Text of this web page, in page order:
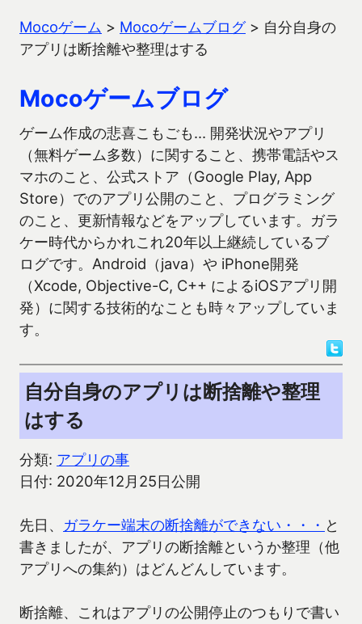
Mocoゲーム > Mocoゲームブログ> 自分自身の
アプリは断捨離や整理はする
Mocoゲームブログ
ゲーム作成の悲喜こもごも… 開発状況やアプリ
（無料ゲーム多数）に関すること、携帯電話やス
マホのこと、公式ストア（Google Play, App
Store）でのアプリ公開のこと、プログラミング
のこと、更新情報などをアップしています。ガラ
ケー時代からかれこれ20年以上継続しているブ
ログです。Android（java）や iPhone開発
（Xcode, Objective-C, C++ によるiOSアプリ開
発）に関する技術的なことも時々アップしていま
す。
自分自身のアプリは断捨離や整理
はする
分類: アプリの事
日付: 2020年12月25日公開
先日、 ガラケー端末の断捨離ができない・・・ と
書きましたが、アプリの断捨離というか整理（他
アプリへの集約）はどんどんしています。
断捨離、これはアプリの公開停止のつもりで書い